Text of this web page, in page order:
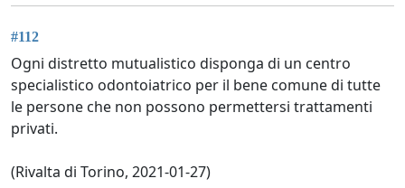
#112
Ogni distretto mutualistico disponga di un centro
specialistico odontoiatrico per il bene comune di tutte
le persone che non possono permettersi trattamenti
privati.
(Rivalta di Torino, 2021-01-27)